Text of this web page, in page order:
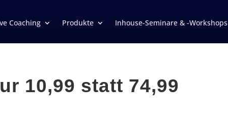
Coaching Produkte Inhouse-Seminare & -Workshops
10,99 statt 74,99